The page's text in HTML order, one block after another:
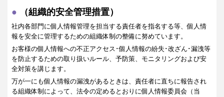
（組織的安全管理措置）
社内各部門に個人情報管理を担当する責任者を指名する等、個人情
報を安全に管理するための組織体制の整備に努めています。
お客様の個人情報への不正アクセス･個人情報の紛失･改ざん･漏洩等
を防止するための取り扱いルール、予防策、モニタリングおよび安
全対策を講じます。
万が一にも個人情報の漏洩があるときは、責任者に直ちに報告され
る組織体制によって、法令の定めるとおりに個人情報委員会（当